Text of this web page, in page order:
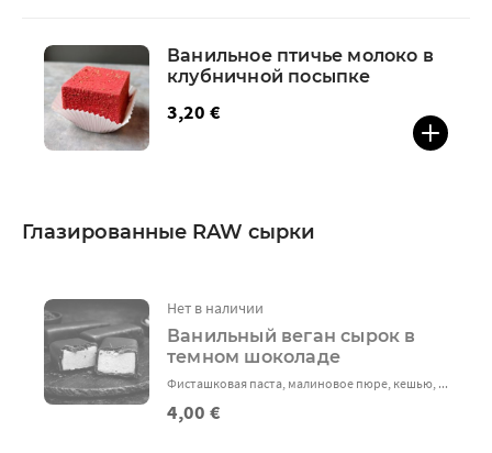
Ванильное птичье молоко в
клубничной посыпке
3,20 €
Глазированные RAW сырки
Ванильный веган сырок в
темном шоколаде
4,00 €
Нет в наличии
Фисташковая паста, малиновое пюре, кешью, ...